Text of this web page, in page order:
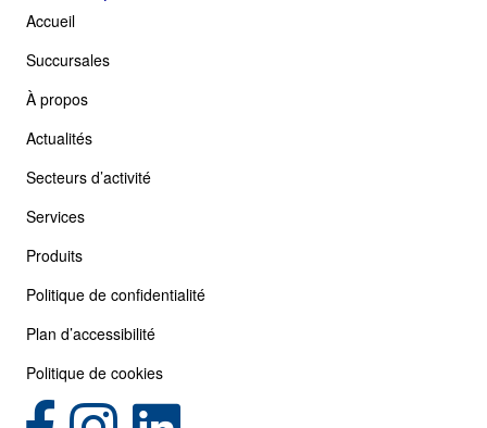
Accueil
Succursales
À propos
Actualités
Secteurs d’activité
Services
Produits
Politique de confidentialité
Plan d’accessibilité
Politique de cookies
(opens in new tab)
(opens in new tab)